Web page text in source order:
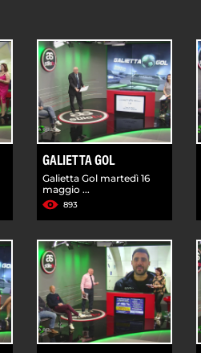
GALIETTA GOL
Galietta Gol martedì 16
maggio ...
893